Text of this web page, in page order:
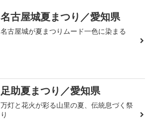
名古屋城夏まつり／愛知県
名古屋城が夏まつりムード一色に染まる
足助夏まつり／愛知県
万灯と花火が彩る山里の夏、伝統息づく祭
り